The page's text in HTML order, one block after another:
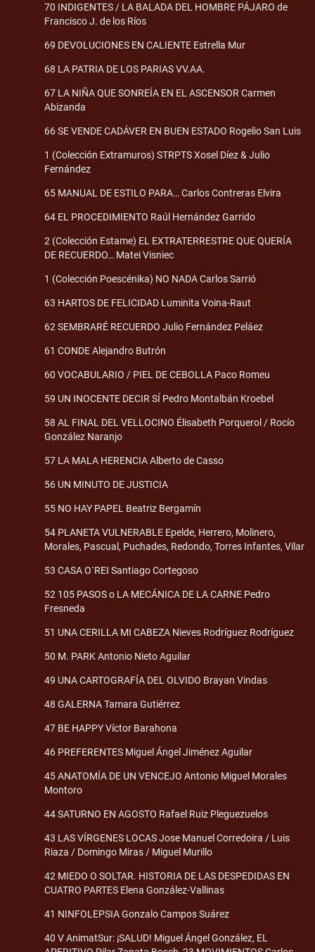
70 INDIGENTES / LA BALADA DEL HOMBRE PÁJARO de
Francisco J. de los Ríos
69 DEVOLUCIONES EN CALIENTE Estrella Mur
68 LA PATRIA DE LOS PARIAS VV.AA.
67 LA NIÑA QUE SONREÍA EN EL ASCENSOR Carmen
Abizanda
66 SE VENDE CADÁVER EN BUEN ESTADO Rogelio San Luis
1 (Colección Extramuros) STRPTS Xosel Díez & Julio
Fernández
65 MANUAL DE ESTILO PARA… Carlos Contreras Elvira
64 EL PROCEDIMIENTO Raúl Hernández Garrido
2 (Colección Estame) EL EXTRATERRESTRE QUE QUERÍA
DE RECUERDO… Matei Visniec
1 (Colección Poescénika) NO NADA Carlos Sarrió
63 HARTOS DE FELICIDAD Luminita Voina-Raut
62 SEMBRARÉ RECUERDO Julio Fernández Peláez
61 CONDE Alejandro Butrón
60 VOCABULARIO / PIEL DE CEBOLLA Paco Romeu
59 UN INOCENTE DECIR SÍ Pedro Montalbán Kroebel
58 AL FINAL DEL VELLOCINO Élisabeth Porquerol / Rocío
González Naranjo
57 LA MALA HERENCIA Alberto de Casso
56 UN MINUTO DE JUSTICIA
55 NO HAY PAPEL Beatriz Bergamín
54 PLANETA VULNERABLE Epelde, Herrero, Molinero,
Morales, Pascual, Puchades, Redondo, Torres Infantes, Vilar
53 CASA O`REI Santiago Cortegoso
52 105 PASOS o LA MECÁNICA DE LA CARNE Pedro
Fresneda
51 UNA CERILLA MI CABEZA Nieves Rodríguez Rodríguez
50 M. PARK Antonio Nieto Aguilar
49 UNA CARTOGRAFÍA DEL OLVIDO Brayan Vindas
48 GALERNA Tamara Gutiérrez
47 BE HAPPY Víctor Barahona
46 PREFERENTES Miguel Ángel Jiménez Aguilar
45 ANATOMÍA DE UN VENCEJO Antonio Miguel Morales
Montoro
44 SATURNO EN AGOSTO Rafael Ruiz Pleguezuelos
43 LAS VÍRGENES LOCAS Jose Manuel Corredoira / Luis
Riaza / Domingo Miras / Miguel Murillo
42 MIEDO O SOLTAR. HISTORIA DE LAS DESPEDIDAS EN
CUATRO PARTES Elena González-Vallinas
41 NINFOLEPSIA Gonzalo Campos Suárez
40 V AnimatSur: ¡SALUD! Miguel Ángel González, EL